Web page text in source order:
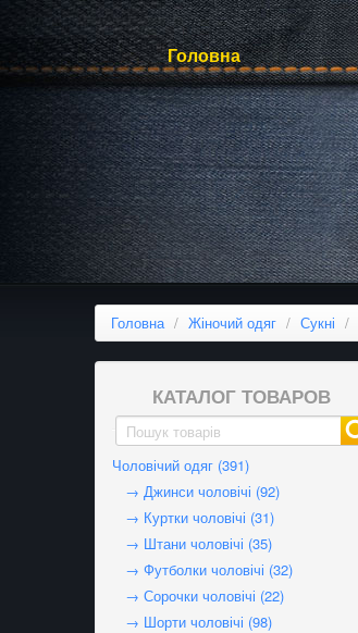
Головна
Головна / Жіночий одяг / Сукні /
КАТАЛОГ ТОВАРОВ
Чоловічий одяг (391)
→ Джинси чоловічі (92)
→ Куртки чоловічі (31)
→ Штани чоловічі (35)
→ Футболки чоловічі (32)
→ Сорочки чоловічі (22)
→ Шорти чоловічі (98)